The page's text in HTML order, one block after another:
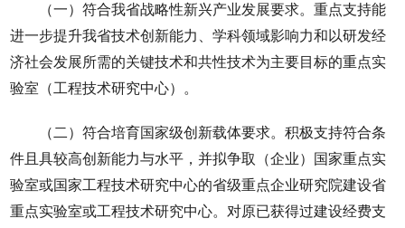
（一）符合我省战略性新兴产业发展要求。重点支持能
进一步提升我省技术创新能力、学科领域影响力和以研发经
济社会发展所需的关键技术和共性技术为主要目标的重点实
验室（工程技术研究中心）。
（二）符合培育国家级创新载体要求。积极支持符合条
件且具较高创新能力与水平，并拟争取（企业）国家重点实
验室或国家工程技术研究中心的省级重点企业研究院建设省
重点实验室或工程技术研究中心。对原已获得过建设经费支